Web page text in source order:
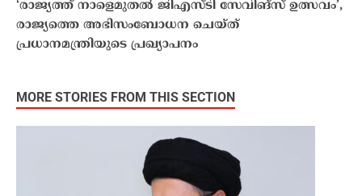
‘രാജ്യത്ത് നാളെമുതൽ ജിഎസ്ടി സേവിങ്‌സ് ഉത്സവം’,
രാജ്യത്തെ അഭിസംബോധന ചെയ്ത്
പ്രധാനമന്ത്രിയുടെ പ്രഖ്യാപനം
MORE STORIES FROM THIS SECTION